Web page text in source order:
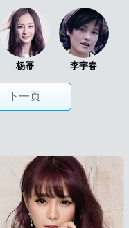
杨幂 李宇春
下一页